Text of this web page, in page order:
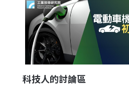
科技人的討論區